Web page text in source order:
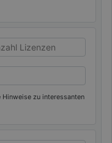
benötige eine
(oder privat)
zu interessanten